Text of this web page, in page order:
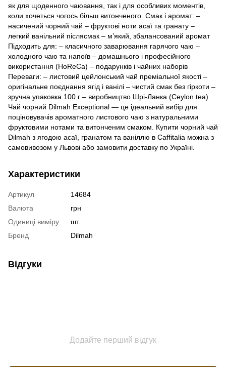
як для щоденного чаювання, так і для особливих моментів,
коли хочеться чогось більш витонченого. Смак і аромат: –
насичений чорний чай – фруктові ноти асаї та гранату –
легкий ванільний післясмак – м’який, збалансований аромат
Підходить для: – класичного заварювання гарячого чаю –
холодного чаю та напоїв – домашнього і професійного
використання (HoReCa) – подарунків і чайних наборів
Переваги: – листовий цейлонський чай преміальної якості –
оригінальне поєднання ягід і ванілі – чистий смак без гіркоти –
зручна упаковка 100 г – виробництво Шрі-Ланка (Ceylon tea)
Чай чорний Dilmah Exceptional — це ідеальний вибір для
поціновувачів ароматного листового чаю з натуральними
фруктовими нотами та витонченим смаком. Купити чорний чай
Dilmah з ягодою асаї, гранатом та ваніллю в Caffitalia можна з
самовивозом у Львові або замовити доставку по Україні.
Характеристики
Артикул
14684
Валюта
грн
Одиниці виміру
шт.
Бренд
Dilmah
Відгуки
Додайте перший відгук